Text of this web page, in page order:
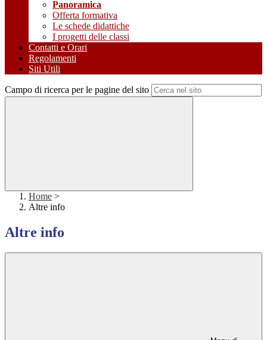
Panoramica
Offerta formativa
Le schede didattiche
I progetti delle classi
Contatti e Orari
Regolamenti
Siti Utili
Campo di ricerca per le pagine del sito
Home >
Altre info
Altre info